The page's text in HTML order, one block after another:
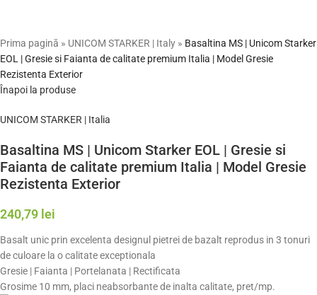
Prima pagină » UNICOM STARKER | Italy » Basaltina MS | Unicom Starker
EOL | Gresie si Faianta de calitate premium Italia | Model Gresie
Rezistenta Exterior
Înapoi la produse
UNICOM STARKER | Italia
Basaltina MS | Unicom Starker EOL | Gresie si
Faianta de calitate premium Italia | Model Gresie
Rezistenta Exterior
240,79 lei
Basalt unic prin excelenta designul pietrei de bazalt reprodus in 3 tonuri
de culoare la o calitate exceptionala
Gresie | Faianta | Portelanata | Rectificata
Grosime 10 mm, placi neabsorbante de inalta calitate, pret/mp.